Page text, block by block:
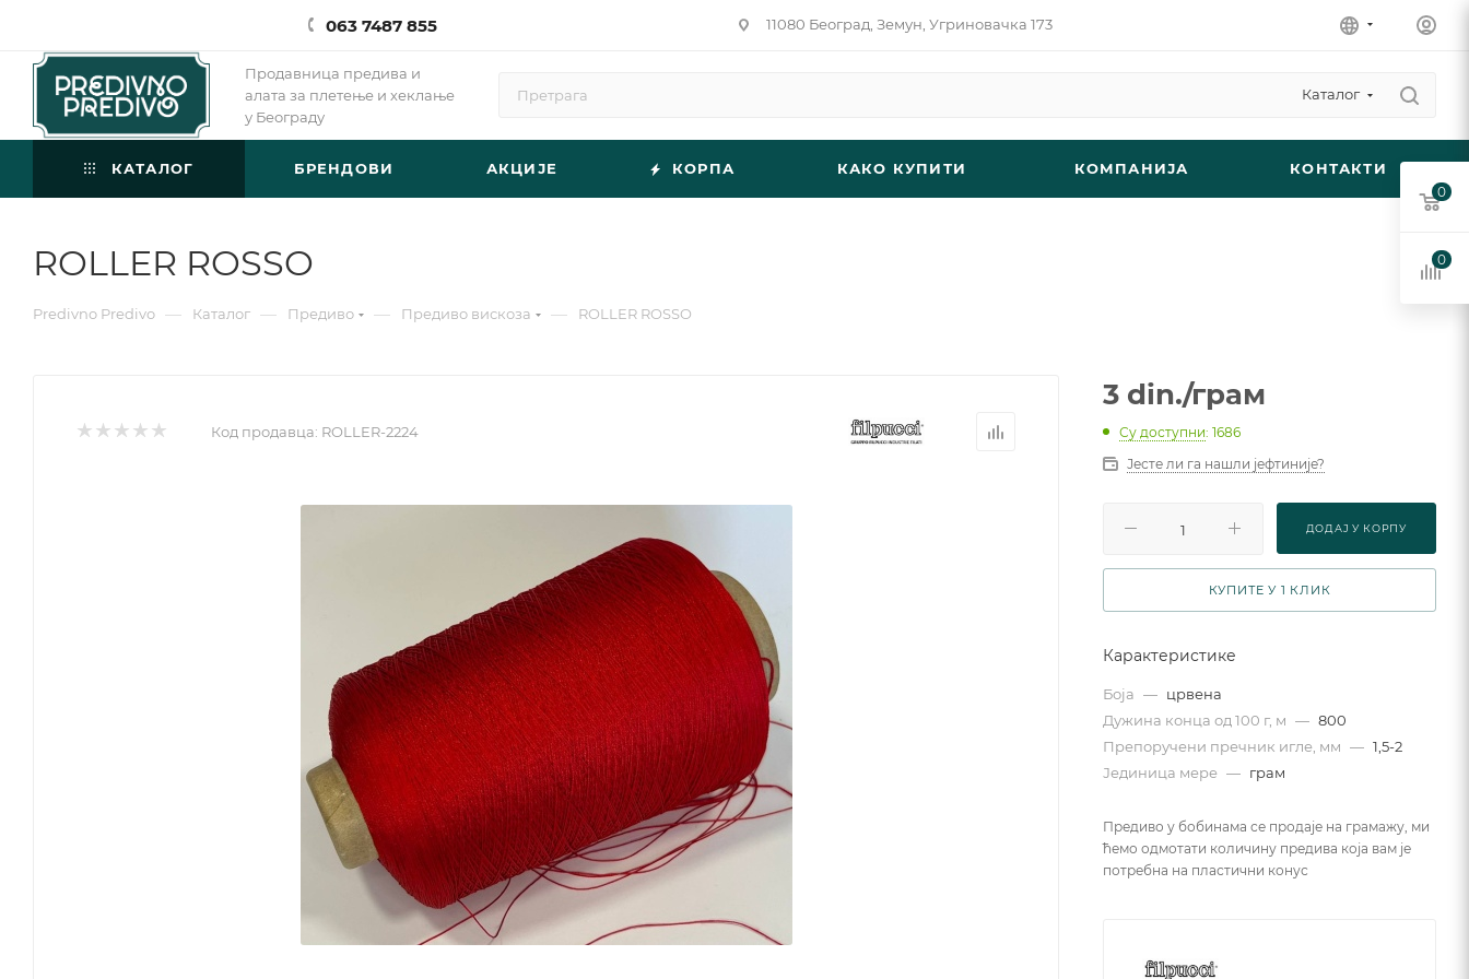
063 7487 855 11080 Београд, Земун, Угриновачка 173
Продавница предива и
алата за плетење и хеклање
у Београду
Каталог
КАТАЛОГ БРЕНДОВИ АКЦИЈЕ КОРПА КАКО КУПИТИ КОМПАНИЈА КОНТАКТИ
ROLLER ROSSO
Predivno Predivo — Каталог — Предиво — Предиво вискоза — ROLLER ROSSO
Код продавца: ROLLER-2224
3 din./грам
Су доступни: 1686
Јесте ли га нашли јефтиније?
ДОДАJ У КОРПУ
КУПИТЕ У 1 КЛИК
Карактеристике
Боја — црвена
Дужина конца од 100 г, м — 800
Препоручени пречник игле, мм — 1,5-2
Јединица мере — грам
Предиво у бобинама се продаје на грамажу, ми
ћемо одмотати количину предива која вам је
потребна на пластични конус
0
0